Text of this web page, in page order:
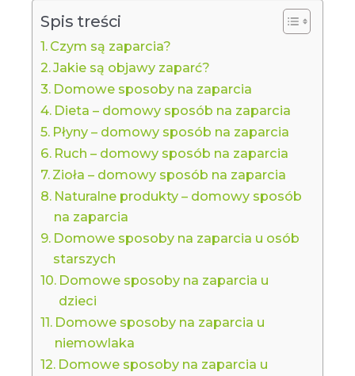
Spis treści
Czym są zaparcia?
Jakie są objawy zaparć?
Domowe sposoby na zaparcia
Dieta – domowy sposób na zaparcia
Płyny – domowy sposób na zaparcia
Ruch – domowy sposób na zaparcia
Zioła – domowy sposób na zaparcia
Naturalne produkty – domowy sposób
na zaparcia
Domowe sposoby na zaparcia u osób
starszych
Domowe sposoby na zaparcia u
dzieci
Domowe sposoby na zaparcia u
niemowlaka
Domowe sposoby na zaparcia u